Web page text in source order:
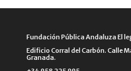
Fundación Pública Andaluza El
Edificio Corral del Carbón. Calle
Granada.